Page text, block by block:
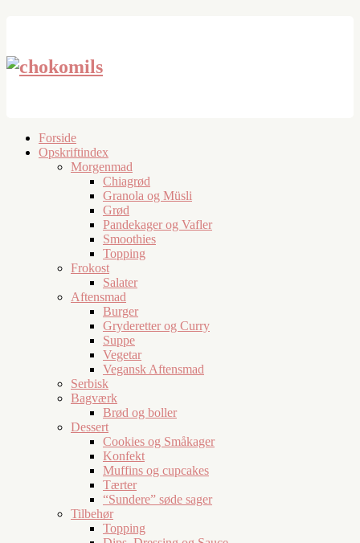
Forside
Opskriftindex
Morgenmad
Chiagrød
Granola og Müsli
Grød
Pandekager og Vafler
Smoothies
Topping
Frokost
Salater
Aftensmad
Burger
Gryderetter og Curry
Suppe
Vegetar
Vegansk Aftensmad
Serbisk
Bagværk
Brød og boller
Dessert
Cookies og Småkager
Konfekt
Muffins og cupcakes
Tærter
“Sundere” søde sager
Tilbehør
Topping